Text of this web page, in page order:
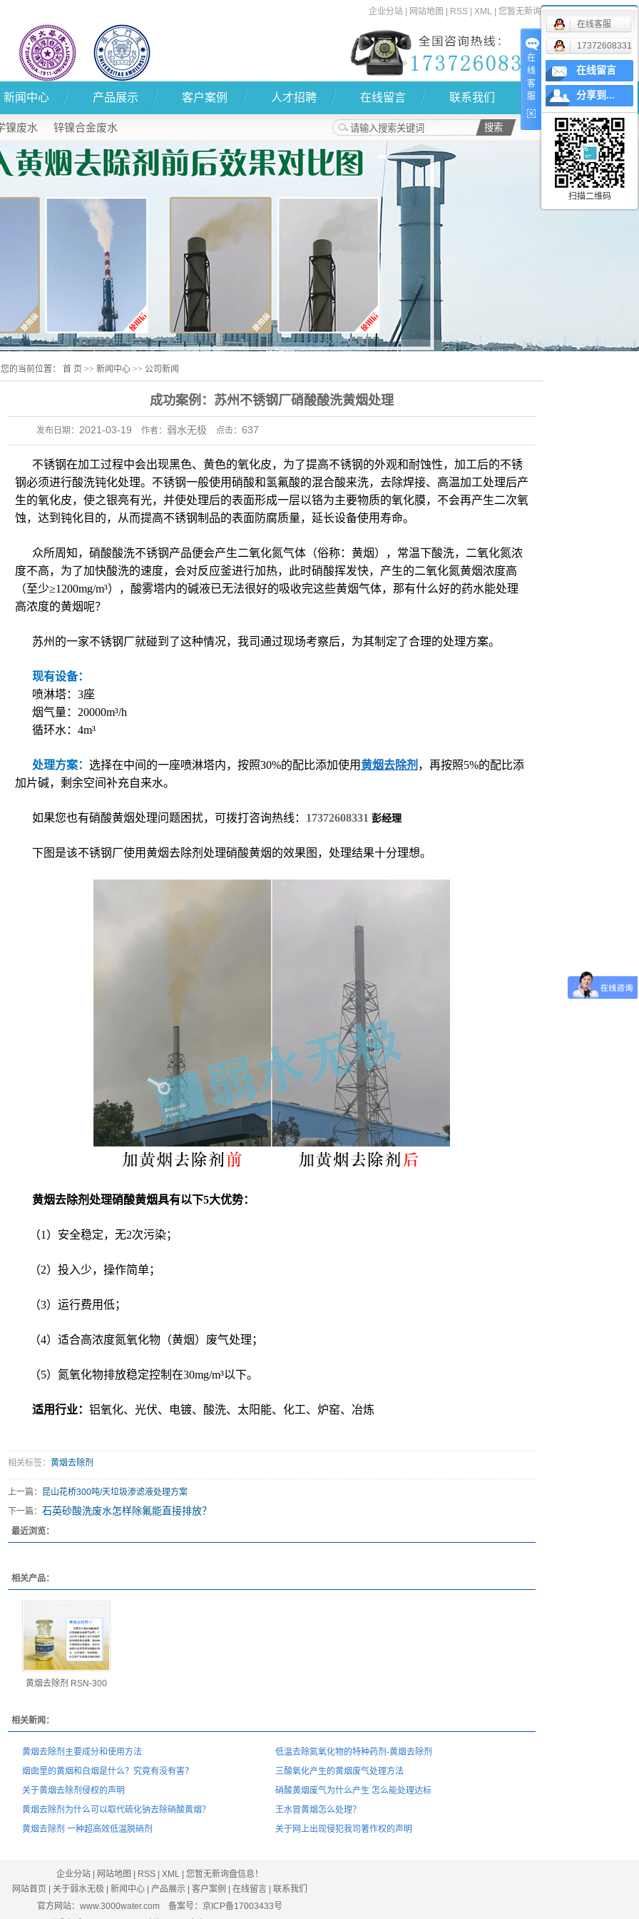
企业分站| 网站地图 RSS| XML| 您暂无新询盘信息！
新闻中心
公司新闻
技术知识
产品展示
产品展示
客户案例
客户案例
人才招聘 在线留言 联系我们
镍废水 锌镍合金废水
您的当前位置： 首 页 >> 新闻中心>> 公司新闻
成功案例：苏州不锈钢厂硝酸酸洗黄烟处理
发布日期： 2021-03-19 作者： 弱水无极 点击： 637
不锈钢在加工过程中会出现黑色、黄色的氧化皮，为了提高不锈钢的外观和耐蚀性，加工后的不锈
钢必须进行酸洗钝化处理。不锈钢一般使用硝酸和氢氟酸的混合酸来洗，去除焊接、高温加工处理后产
生的氧化皮，使之银亮有光，并使处理后的表面形成一层以铬为主要物质的氧化膜，不会再产生二次氧
蚀，达到钝化目的，从而提高不锈钢制品的表面防腐质量，延长设备使用寿命。
众所周知，硝酸酸洗不锈钢产品便会产生二氧化氮气体（俗称：黄烟），常温下酸洗，二氧化氮浓
度不高，为了加快酸洗的速度，会对反应釜进行加热，此时硝酸挥发快，产生的二氧化氮黄烟浓度高
（至少≥1200mg/m³），酸雾塔内的碱液已无法很好的吸收完这些黄烟气体，那有什么好的药水能处理
高浓度的黄烟呢？
苏州的一家不锈钢厂就碰到了这种情况，我司通过现场考察后，为其制定了合理的处理方案。
现有设备：
喷淋塔：3座
烟气量：20000m³/h
循环水：4m³
处理方案： 选择在中间的一座喷淋塔内，按照30%的配比添加使用黄烟去除剂 ，再按照5%的配比添
加片碱，剩余空间补充自来水。
如果您也有硝酸黄烟处理问题困扰，可拨打咨询热线： 17372608331 彭经理
下图是该不锈钢厂使用黄烟去除剂处理硝酸黄烟的效果图，处理结果十分理想。
黄烟去除剂处理硝酸黄烟具有以下5大优势：
（1）安全稳定，无2次污染；
（2）投入少，操作简单；
（3）运行费用低；
（4）适合高浓度氮氧化物（黄烟）废气处理；
（5）氮氧化物排放稳定控制在30mg/m³以下。
适用行业： 铝氧化、光伏、电镀、酸洗、太阳能、化工、炉窑、冶炼
相关标签： 黄烟去除剂
上一篇：
昆山花桥300吨/天垃圾渗滤液处理方案
下一篇： 石英砂酸洗废水怎样除氟能直接排放？
最近浏览：
相关产品：
黄烟去除剂 RSN-300
相关新闻：
黄烟去除剂主要成分和使用方法
低温去除氮氧化物的特种药剂-黄烟去除剂
烟囱里的黄烟和白烟是什么？究竟有没有害？
三酸氧化产生的黄烟废气处理方法
关于黄烟去除剂侵权的声明
硝酸黄烟废气为什么产生 怎么能处理达标
黄烟去除剂为什么可以取代硫化钠去除硝酸黄烟？
王水冒黄烟怎么处理？
黄烟去除剂 一种超高效低温脱硝剂
关于网上出现侵犯我司著作权的声明
企业分站 网站地图 RSS XML
您暂无新询盘信息！
网站首页
关于弱水无极 新闻中心 产品展示 客户案例 在线留言
联系我们
官方网站：www.3000water.com 备案号： 京ICP备17003433号
在
线
客
服
在线客服
17372608331
在线留言
分享到...
扫描二维码